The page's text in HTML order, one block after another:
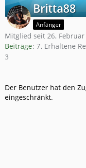
Britta88
Anfänger
Mitglied seit 26. Februar
Beiträge 7 Erhaltene
3
Der Benutzer hat den
eingeschränkt.